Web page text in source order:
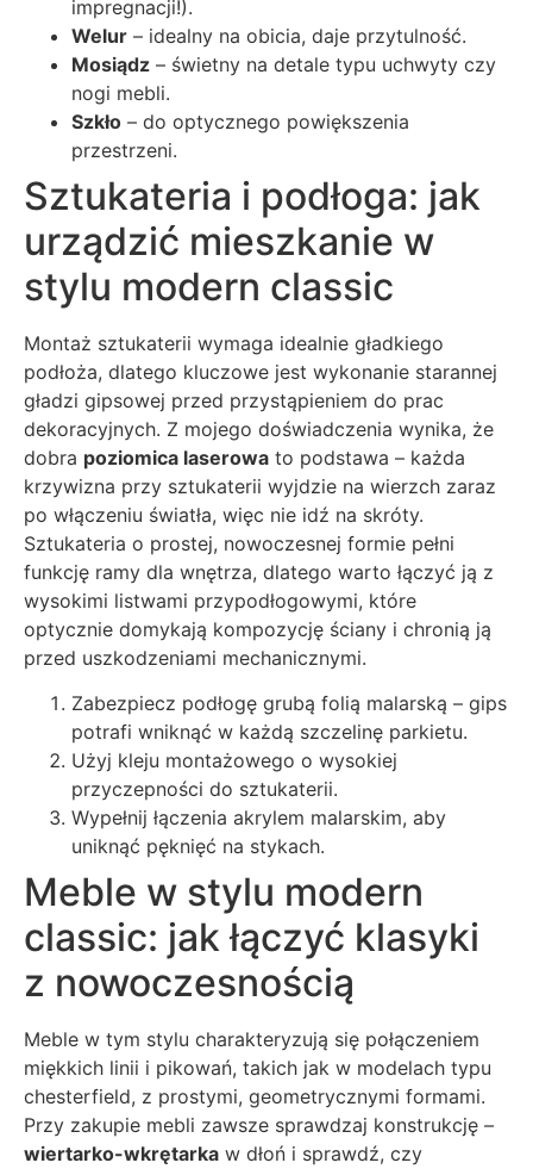
impregnacji!).
Welur – idealny na obicia, daje przytulność.
Mosiądz – świetny na detale typu uchwyty czy
nogi mebli.
Szkło – do optycznego powiększenia
przestrzeni.
Sztukateria i podłoga: jak
urządzić mieszkanie w
stylu modern classic
Montaż sztukaterii wymaga idealnie gładkiego
podłoża, dlatego kluczowe jest wykonanie starannej
gładzi gipsowej przed przystąpieniem do prac
dekoracyjnych. Z mojego doświadczenia wynika, że
dobra poziomica laserowa to podstawa – każda
krzywizna przy sztukaterii wyjdzie na wierzch zaraz
po włączeniu światła, więc nie idź na skróty.
Sztukateria o prostej, nowoczesnej formie pełni
funkcję ramy dla wnętrza, dlatego warto łączyć ją z
wysokimi listwami przypodłogowymi, które
optycznie domykają kompozycję ściany i chronią ją
przed uszkodzeniami mechanicznymi.
Zabezpiecz podłogę grubą folią malarską – gips
potrafi wniknąć w każdą szczelinę parkietu.
Użyj kleju montażowego o wysokiej
przyczepności do sztukaterii.
Wypełnij łączenia akrylem malarskim, aby
uniknąć pęknięć na stykach.
Meble w stylu modern
classic: jak łączyć klasyki
z nowoczesnością
Meble w tym stylu charakteryzują się połączeniem
miękkich linii i pikowań, takich jak w modelach typu
chesterfield, z prostymi, geometrycznymi formami.
Przy zakupie mebli zawsze sprawdzaj konstrukcję –
wiertarko-wkrętarka w dłoń i sprawdź, czy